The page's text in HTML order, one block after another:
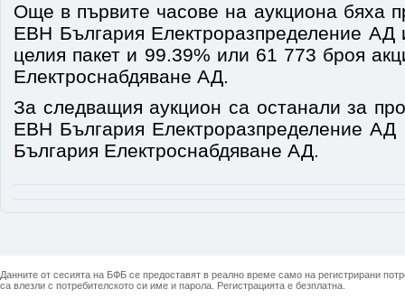
Още в първите часове на аукциона бяха
ЕВН България Електроразпределение АД
целия пакет и 99.39% или 61 773 броя
Електроснабдяване АД.
За следващия аукцион са останали за
ЕВН България Електроразпределение
България Електроснабдяване АД.
Данните от сесията на БФБ се предоставят в реално време само на регистрирани
са влезли с потребителското си име и парола. Регистрацията е безплатна.